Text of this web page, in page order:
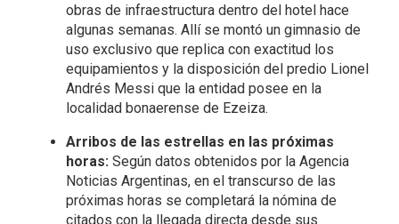
obras de infraestructura dentro del hotel hace
algunas semanas. Allí se montó un gimnasio de
uso exclusivo que replica con exactitud los
equipamientos y la disposición del predio Lionel
Andrés Messi que la entidad posee en la
localidad bonaerense de Ezeiza.
Arribos de las estrellas en las próximas
horas: Según datos obtenidos por la Agencia
Noticias Argentinas, en el transcurso de las
próximas horas se completará la nómina de
citados con la llegada directa desde sus